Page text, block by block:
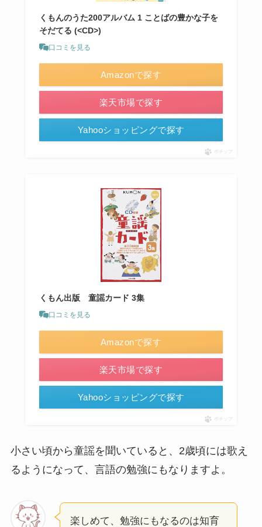
くもんのうた200アルバム 1 ことばの豊かな子を
そだてる (<CD>)
口コミを見る
Amazonで探す
楽天市場で探す
Yahooショッピングで探す
ポチップ
くもん出版 童謡カード 3集
口コミを見る
Amazonで探す
楽天市場で探す
Yahooショッピングで探す
ポチップ
小さい頃から童謡を聞いていると、2歳頃には歌え
るようになって、言語の勉強にもなりますよ。
楽しめて、勉強にもなるのは知育